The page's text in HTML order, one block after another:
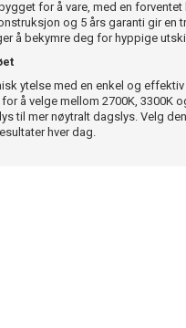
for å vare, med en
og 5 års garanti gir en
å bekymre deg for hyppige
ytelse med en enkel og effektiv
å velge mellom 2700K, 3300K
til mer nøytralt dagslys. Velg
hver dag.